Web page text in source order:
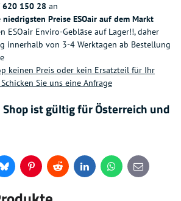
620 150 28 an
Preise ESOair auf dem Markt
ESOair Enviro-Gebläse auf Lager!!, daher
innerhalb von 3-4 Werktagen ab Bestellung
keinen Preis oder kein Ersatzteil für Ihr
Sie uns eine Anfrage
ist gültig für Österreich und
BlueskyPinterestReddit LinkedInWhatsApp
E-
mail